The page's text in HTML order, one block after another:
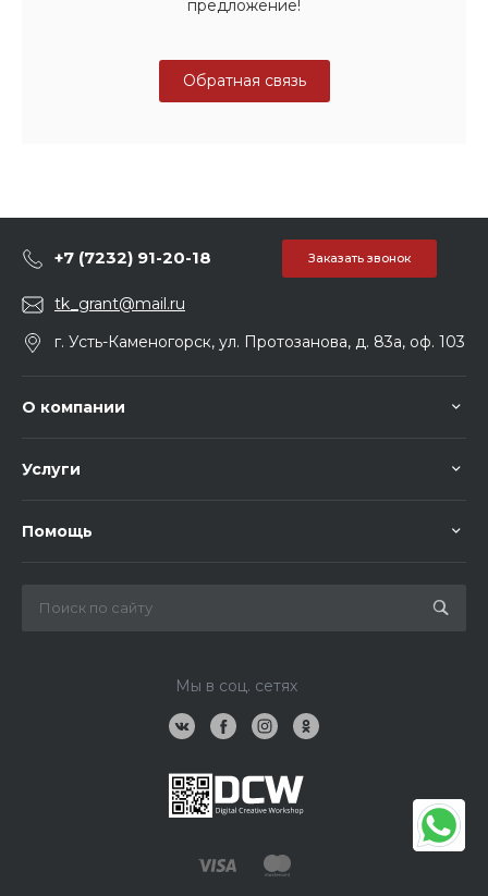
предложение!
Обратная связь
+7 (7232) 91-20-18 Заказать звонок
tk_grant@mail.ru
г. Усть-Каменогорск, ул. Протозанова, д. 83а, оф. 103
О компании
Услуги
Помощь
Мы в соц. сетях